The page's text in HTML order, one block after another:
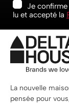
Je
lu et accepté la
La nouvelle
pensée pour